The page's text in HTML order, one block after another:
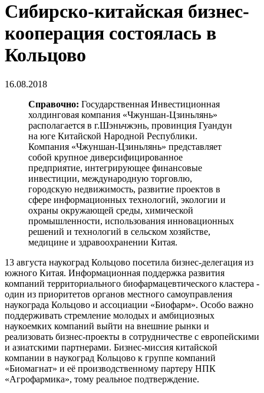
Сибирско-китайская бизнес-
кооперация состоялась в
Кольцово
16.08.2018
Справочно: Государственная Инвестиционная
холдинговая компания «Чжуншан-Цзиньлянь»
располагается в г.Шэньчжэнь, провинция Гуандун
на юге Китайской Народной Республики.
Компания «Чжуншан-Цзиньлянь» представляет
собой крупное диверсифицированное
предприятие, интегрирующее финансовые
инвестиции, международную торговлю,
городскую недвижимость, развитие проектов в
сфере информационных технологий, экологии и
охраны окружающей среды, химической
промышленности, использования инновационных
решений и технологий в сельском хозяйстве,
медицине и здравоохранении Китая.
13 августа наукоград Кольцово посетила бизнес-делегация из
южного Китая. Информационная поддержка развития
компаний территориального биофармацевтического кластера -
один из приоритетов органов местного самоуправления
наукограда Кольцово и ассоциации «Биофарм». Особо важно
поддерживать стремление молодых и амбициозных
наукоемких компаний выйти на внешние рынки и
реализовать бизнес-проекты в сотрудничестве с европейскими
и азиатскими партнерами. Бизнес-миссия китайской
компании в наукоград Кольцово к группе компаний
«Биомагнат» и её производственному партеру НПК
«Агрофармика», тому реальное подтверждение.